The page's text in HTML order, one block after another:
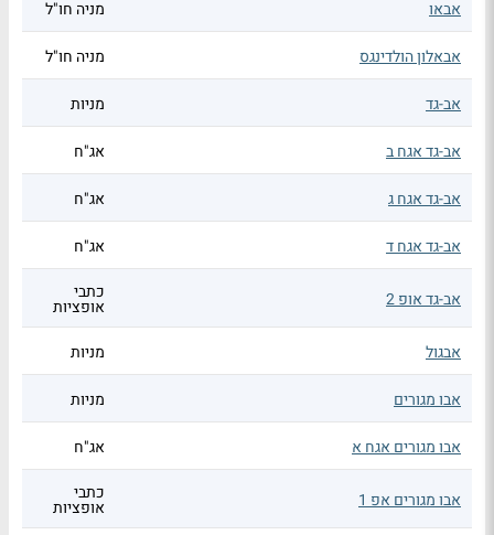
אבאו מניה חו"ל
אבאלון הולדינגס מניה חו"ל
אב-גד מניות
אב-גד אגח ב אג"ח
אב-גד אגח ג אג"ח
אב-גד אגח ד אג"ח
אב-גד אופ 2 כתבי
אופציות
אבגול
מניות
אבו מגורים מניות
אבו מגורים אגח א אג"ח
אבו מגורים אפ 1 כתבי
אופציות